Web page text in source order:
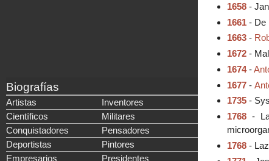
1658- Jan
1661- De
1663-
1672-
1674-
1677-
1735-
1768-
1768-
Biografías
Artistas
Inventores
Científicos
Militares
Conquistadores
Pensadores
Deportistas
Pintores
Empresarios
Presidentes